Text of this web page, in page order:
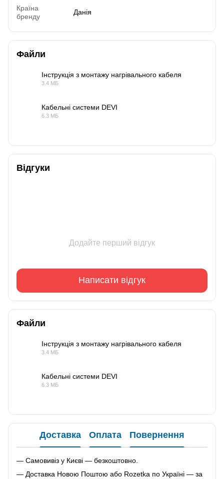
Країна
бренду
Данія
Файли
Інструкція з монтажу нагрівального кабеля
3.4 МБ
Кабельні системи DEVI
6.3 МБ
Відгуки
Додайте перший відгук
Написати відгук
Файли
Інструкція з монтажу нагрівального кабеля
3.4 МБ
Кабельні системи DEVI
6.3 МБ
Доставка Оплата Повернення
— Самовивіз у Києві — безкоштовно.
— Доставка Новою Поштою або Rozetka по Україні — за